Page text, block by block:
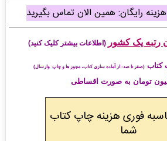
رایگان: همین الان تماس بگیرید
رتبه یک کشور (اطلاعات بیشتر کلیک کنید)
کتاب (صفر تا صد: از آماده سازی کتاب، مجوز ها و چاپ وارسال)
فوری هزینه چاپ کتاب
شما